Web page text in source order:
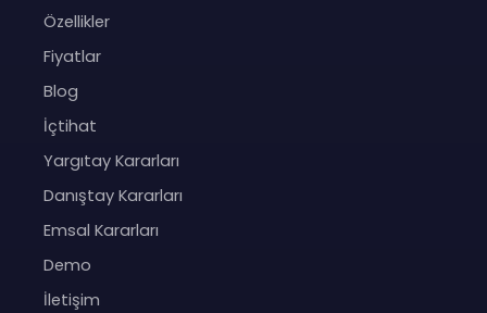
Özellikler
Fiyatlar
Blog
İçtihat
Yargıtay Kararları
Danıştay Kararları
Emsal Kararları
Demo
İletişim